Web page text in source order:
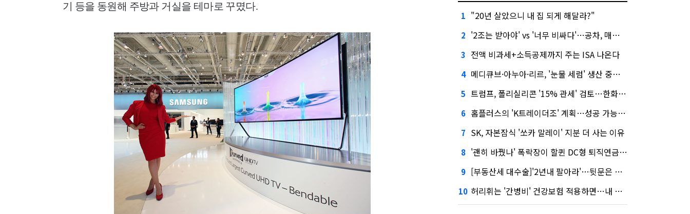
기 등을 동원해 주방과 거실을 테마로 꾸몄다.
1 "20년 살았으니 내 집 되게 해달라?"
2 '2조는 받아야' vs '너무 비싸다'…공차, 매각 성공할까
3 전액 비과세+소득공제까지 주는 ISA 나온다
4 메디큐브·아누아·리르, '눈물 세럼' 생산 중단한다
5 트럼프, 폴리실리콘 '15% 관세' 검토…한화큐셀·OCI 영향은?
6 홈플러스의 'K트레이더조' 계획…성공 가능성은 '글쎄'
7 SK, 자본잠식 '쏘카 말레이' 지분 더 사는 이유
8 '괜히 바꿨나' 폭락장이 할퀸 DC형 퇴직연금…전문가 조언은
9 [부동산세 대수술]'2년내 팔아라'…뒷문은 열었다
10 허리휘는 '간병비' 건강보험 적용하면…내 간병보험은?